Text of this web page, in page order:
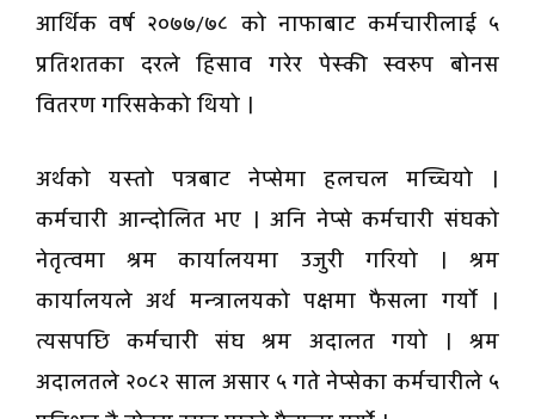
आर्थिक वर्ष २०७७/७८ को नाफाबाट कर्मचारीलाई ५
प्रतिशतका दरले हिसाव गरेर पेस्की स्वरुप बोनस
वितरण गरिसकेको थियो ।
अर्थको यस्तो पत्रबाट नेप्सेमा हलचल मच्चियो ।
कर्मचारी आन्दोलित भए । अनि नेप्से कर्मचारी संघको
नेतृत्वमा श्रम कार्यालयमा उजुरी गरियो । श्रम
कार्यालयले अर्थ मन्त्रालयको पक्षमा फैसला गर्यो ।
त्यसपछि कर्मचारी संघ श्रम अदालत गयो । श्रम
अदालतले २०८२ साल असार ५ गते नेप्सेका कर्मचारीले ५